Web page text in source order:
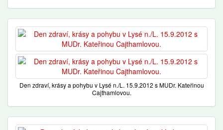
Den zdraví, krásy a pohybu v Lysé n./L. 15.9.2012 s MUDr. Kateřinou
Cajthamlovou.